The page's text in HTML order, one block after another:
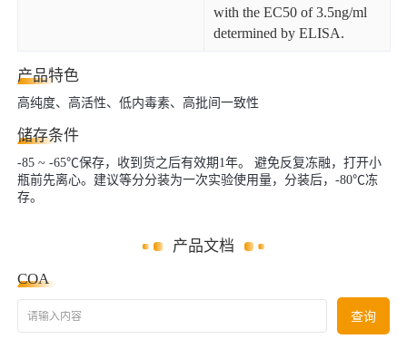
with the EC50 of 3.5ng/ml
determined by ELISA.
产品特色
高纯度、高活性、低内毒素、高批间一致性
储存条件
-85 ~ -65℃保存，收到货之后有效期1年。 避免反复冻融，打开小
瓶前先离心。建议等分分装为一次实验使用量，分装后，-80℃冻
存。
产品文档
COA
请输入内容 查询